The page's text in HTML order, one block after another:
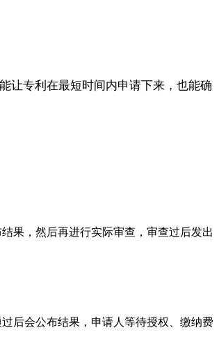
专利在最短时间内申请下来，也能确
果，然后再进行实际审查，审查过后发出
后会公布结果，申请人等待授权、缴纳费